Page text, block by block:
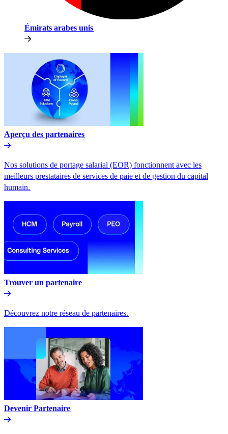
Émirats arabes unis​​
Aperçu des partenaires​​
Nos solutions de portage salarial (EOR) fonctionnent avec les
meilleurs prestataires de services de paie et de gestion du capital
humain.​​
Trouver un partenaire​​
Découvrez notre réseau de partenaires.​​
Devenir Partenaire​​